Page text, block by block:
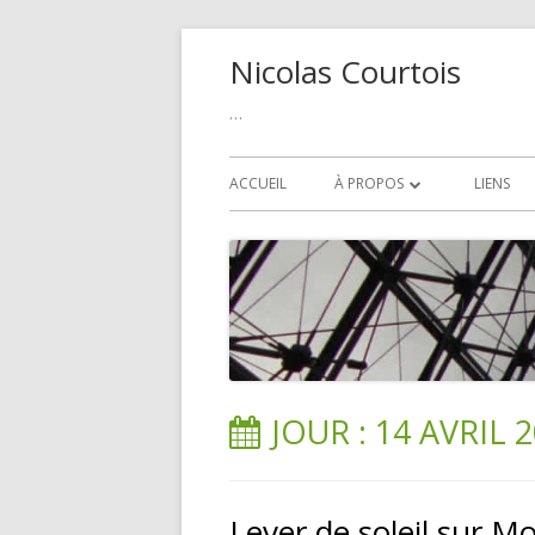
Nicolas Courtois
…
Menu
principal
ACCUEIL À PROPOS LIENS
JOUR : 14 AVRIL